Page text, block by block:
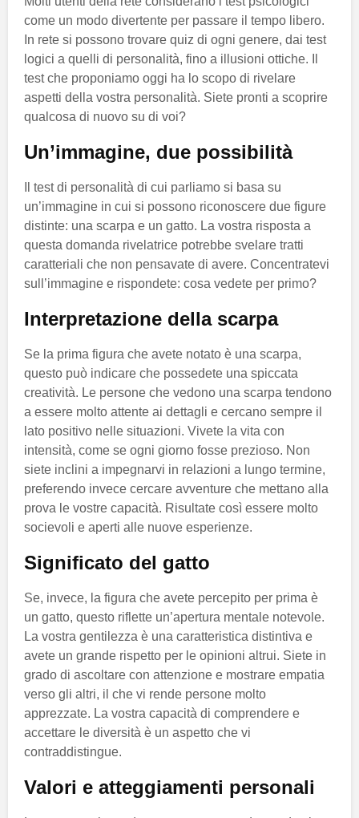
come un modo divertente per passare il tempo libero.
In rete si possono trovare quiz di ogni genere, dai test
logici a quelli di personalità, fino a illusioni ottiche. Il
test che proponiamo oggi ha lo scopo di rivelare
aspetti della vostra personalità. Siete pronti a scoprire
qualcosa di nuovo su di voi?
Un’immagine, due possibilità
Il test di personalità di cui parliamo si basa su
un’immagine in cui si possono riconoscere due figure
distinte: una scarpa e un gatto. La vostra risposta a
questa domanda rivelatrice potrebbe svelare tratti
caratteriali che non pensavate di avere. Concentratevi
sull’immagine e rispondete: cosa vedete per primo?
Interpretazione della scarpa
Se la prima figura che avete notato è una scarpa,
questo può indicare che possedete una spiccata
creatività. Le persone che vedono una scarpa tendono
a essere molto attente ai dettagli e cercano sempre il
lato positivo nelle situazioni. Vivete la vita con
intensità, come se ogni giorno fosse prezioso. Non
siete inclini a impegnarvi in relazioni a lungo termine,
preferendo invece cercare avventure che mettano alla
prova le vostre capacità. Risultate così essere molto
socievoli e aperti alle nuove esperienze.
Significato del gatto
Se, invece, la figura che avete percepito per prima è
un gatto, questo riflette un’apertura mentale notevole.
La vostra gentilezza è una caratteristica distintiva e
avete un grande rispetto per le opinioni altrui. Siete in
grado di ascoltare con attenzione e mostrare empatia
verso gli altri, il che vi rende persone molto
apprezzate. La vostra capacità di comprendere e
accettare le diversità è un aspetto che vi
contraddistingue.
Valori e atteggiamenti personali